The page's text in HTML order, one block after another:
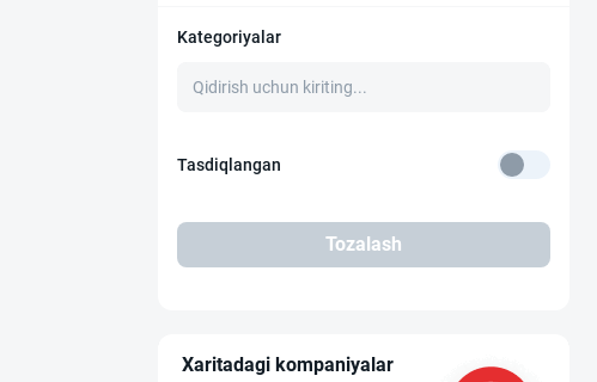
Kategoriyalar
Tasdiqlangan
Tozalash
Xaritadagi kompaniyalar